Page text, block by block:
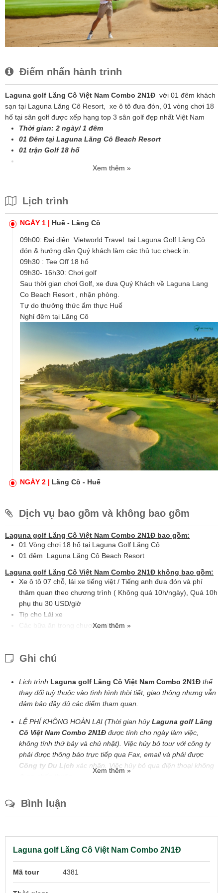
Điểm nhấn hành trình
Laguna golf Lăng Cô Việt Nam Combo 2N1Đ với 01 đêm khách
sạn tại Laguna Lăng Cô Resort, xe ô tô đưa đón, 01 vòng chơi 18
hố tại sân golf được xếp hạng top 3 sân golf đẹp nhất Việt Nam
Thời gian:2 ngày/1 đêm
01 Đêm tại Laguna Lăng Cô Beach Resort
01 trận Golf 18 hố
Xem thêm »
Lịch trình
NGÀY 1 | Huế - Lăng Cô
09h00: Đại diện Vietworld Travel tại Laguna Golf Lăng Cô
đón & hướng dẫn Quý khách làm các thủ tục check in.
09h30 : Tee Off 18 hố
09h30- 16h30: Chơi golf
Sau thời gian chơi Golf, xe đưa Quý Khách về Laguna Lang
Co Beach Resort , nhận phòng.
Tự do thưởng thức ẩm thực Huế
Nghỉ đêm tại Lăng Cô
NGÀY 2 | Lăng Cô - Huế
Dịch vụ bao gồm và không bao gồm
Laguna golf Lăng Cô Việt Nam Combo 2N1Đ bao gồm:
01 Vòng chơi 18 hố tại Laguna Golf Lăng Cô
01 đêm Laguna Lăng Cô Beach Resort
Laguna golf Lăng Cô Việt Nam Combo 2N1Đ không bao gồm:
Xe ô tô 07 chỗ, lái xe tiếng việt / Tiếng anh đưa đón và phí
thăm quan theo chương trình ( Không quá 10h/ngày), Quá 10h
phụ thu 30 USD/giờ
Tip cho Lái xe
Các bữa ăn trong chương trình
Xem thêm »
Ghi chú
Lịch trình Laguna golf Lăng Cô Việt Nam Combo 2N1Đ thể
thay đổi tuỳ thuộc vào tình hình thời tiết, giao thông nhưng vẫn
đảm bảo đầy đủ các điểm tham quan.
LỆ PHÍ KHÔNG HOÀN LẠI (Thời gian hủyLaguna golf Lăng
Cô Việt Nam Combo 2N1Đ được tính cho ngày làm việc,
không tính thứ bảy và chủ nhật). Việc hủy bỏ tour với công ty
phải được thông báo trực tiếp qua Fax, email và phải được
Công ty Du Lịch xác nhận. Việc hủy bỏ qua điện thoại không
khách hủy bỏ một phần hay toàn bộ các dịch vụ đã đặt tại
nước ngoài,Công ty Du Lịch
+Nếu Quý khách huỷ ngay sau khi đặt cọcLaguna golf Lăng Cô
Việt Nam Combo 2N1Đ,Quý khách sẽ phải trả những khoản tiền
thực tếCông ty Du Lịchđã trả cho nhà cung cấp dịch vụ như: tiền
đặt cọc vé, tiền đặt cọc phòng, và các dịch vụ khác trong tour
tương đương với 20% tổng tiềnLaguna golf Lăng Cô Việt Nam
Xem thêm »
Bình luận
Laguna golf Lăng Cô Việt Nam Combo 2N1Đ
Mã tour 4381